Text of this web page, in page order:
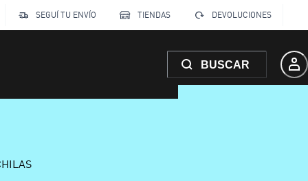
SEGUÍ TU ENVÍO
TIENDAS DEVOLUCIONES
BUSCAR